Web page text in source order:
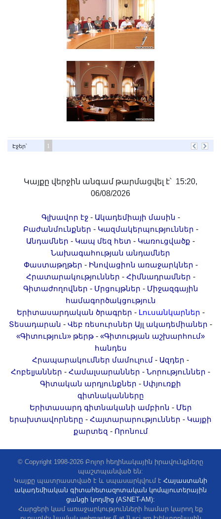
Էջեր՝ 1
Կայքը վերջին անգամ թարմացվել է՝ 15:20,
06/08/2026
Գլխավոր էջ- Ակադեմիայի մասին -
Բաժանմունքներ - Կազմակերպություններ -
Անդամներ - Կապ մեզ հետ - Կառուցվածք -
Նախագահության անդամներ
Փաստաթղթեր - Ինովացիոն առաջարկներ -
Հրատարակություններ - Հիմնադրամներ -
Գիտաժողովներ - Մրցույթներ - Միջազգային
համագործակցություն
Երիտասարդական ծրագրեր - Լուսանկարներ -
Տեսադարան - Վեբ ռեսուրսներ Այլ ակադեմիաներ -
«Գիտություն» թերթ - «Գիտության աշխարհում»
հանդես
Հրապարակումներ մամուլում - Ազդեր -
Հոբելյաններ - Համալսարաններ - Նորություններ -
Գիտական արդյունքներ - Սփյուռքի
գիտնականները
Երիտասարդ գիտնականի ամբիոն - Մեր
երախտավորները - Հայտարարություններ - Կայքի
քարտեզ - Որոնում
© Copyright 1998-2026 Բոլոր հեղինակային իրավունքները
պաշտպանված են:
Կայքը պատրաստված է և սպասարկվում է Հայաստանի
ակադեմիական գիտահետազոտական կոմպյուտերային
ցանցի կողմից (ASNET-AM):
Հարցերի կամ առաջարկությունների համար կարող եք